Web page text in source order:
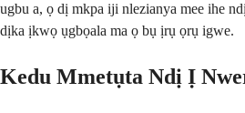
ugbu a, ọ dị mkpa iji nlezianya mee ihe
dịka ịkwọ ụgbọala ma ọ bụ ịrụ ọrụ igwe.
Kedu Mmetụta Ndị Ị